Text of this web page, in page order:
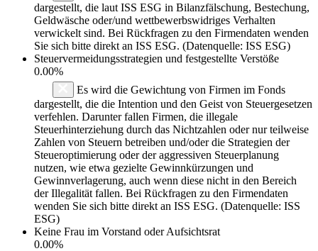
dargestellt, die laut ISS ESG in Bilanzfälschung, Bestechung,
Geldwäsche oder/und wettbewerbswidriges Verhalten
verwickelt sind. Bei Rückfragen zu den Firmendaten wenden
Sie sich bitte direkt an ISS ESG. (Datenquelle: ISS ESG)
Steuervermeidungsstrategien und festgestellte Verstöße
0.00%
Es wird die Gewichtung von Firmen im Fonds
dargestellt, die die Intention und den Geist von Steuergesetzen
verfehlen. Darunter fallen Firmen, die illegale
Steuerhinterziehung durch das Nichtzahlen oder nur teilweise
Zahlen von Steuern betreiben und/oder die Strategien der
Steueroptimierung oder der aggressiven Steuerplanung
nutzen, wie etwa gezielte Gewinnkürzungen und
Gewinnverlagerung, auch wenn diese nicht in den Bereich
der Illegalität fallen. Bei Rückfragen zu den Firmendaten
wenden Sie sich bitte direkt an ISS ESG. (Datenquelle: ISS
ESG)
Keine Frau im Vorstand oder Aufsichtsrat
0.00%